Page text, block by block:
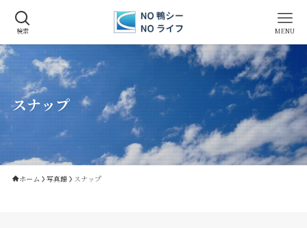
検索 MENU
スナップ
ホーム 写真館 スナップ